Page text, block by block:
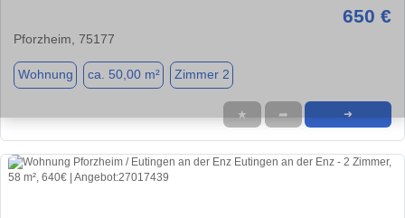
650 €
Pforzheim, 75177
Wohnung ca. 50,00 m² Zimmer 2
★ ➦ ➜